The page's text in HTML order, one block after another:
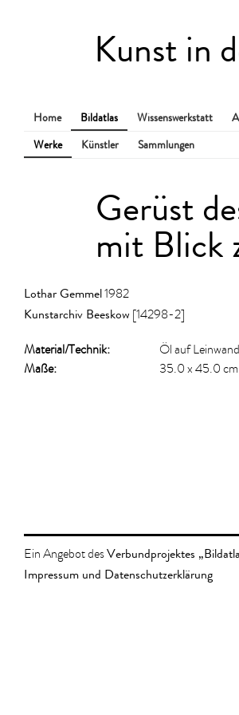
Kunst in
Home Bildatlas Wissenswerkstatt
Werke
Künstler Sammlungen
Gerüst
mit Blick
Lothar Gemmel1982
Kunstarchiv Beeskow [14298-2]
Material/​Technik:
Öl auf Leinwand
Maße:
35.0 x 45.0 cm
Ein Angebot desVerbundprojektes
Impressum und Datenschutzerklärung